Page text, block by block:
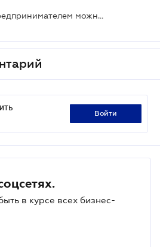
Зарегистрироваться предпринимателем можно в электронном режиме
войти
в курсе всех бизнес-